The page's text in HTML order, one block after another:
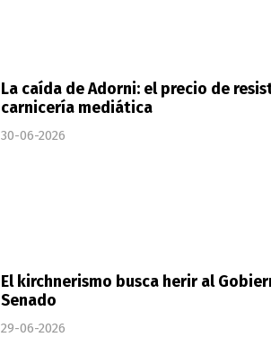
La caída de Adorni: el precio de
carnicería mediática
30-06-2026
El kirchnerismo busca herir al
Senado
29-06-2026